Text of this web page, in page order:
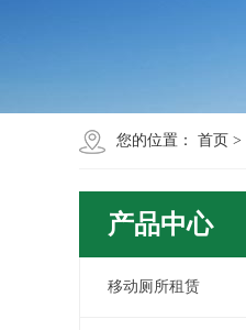
您的位置： 首页 >
产品中心
移动厕所租赁